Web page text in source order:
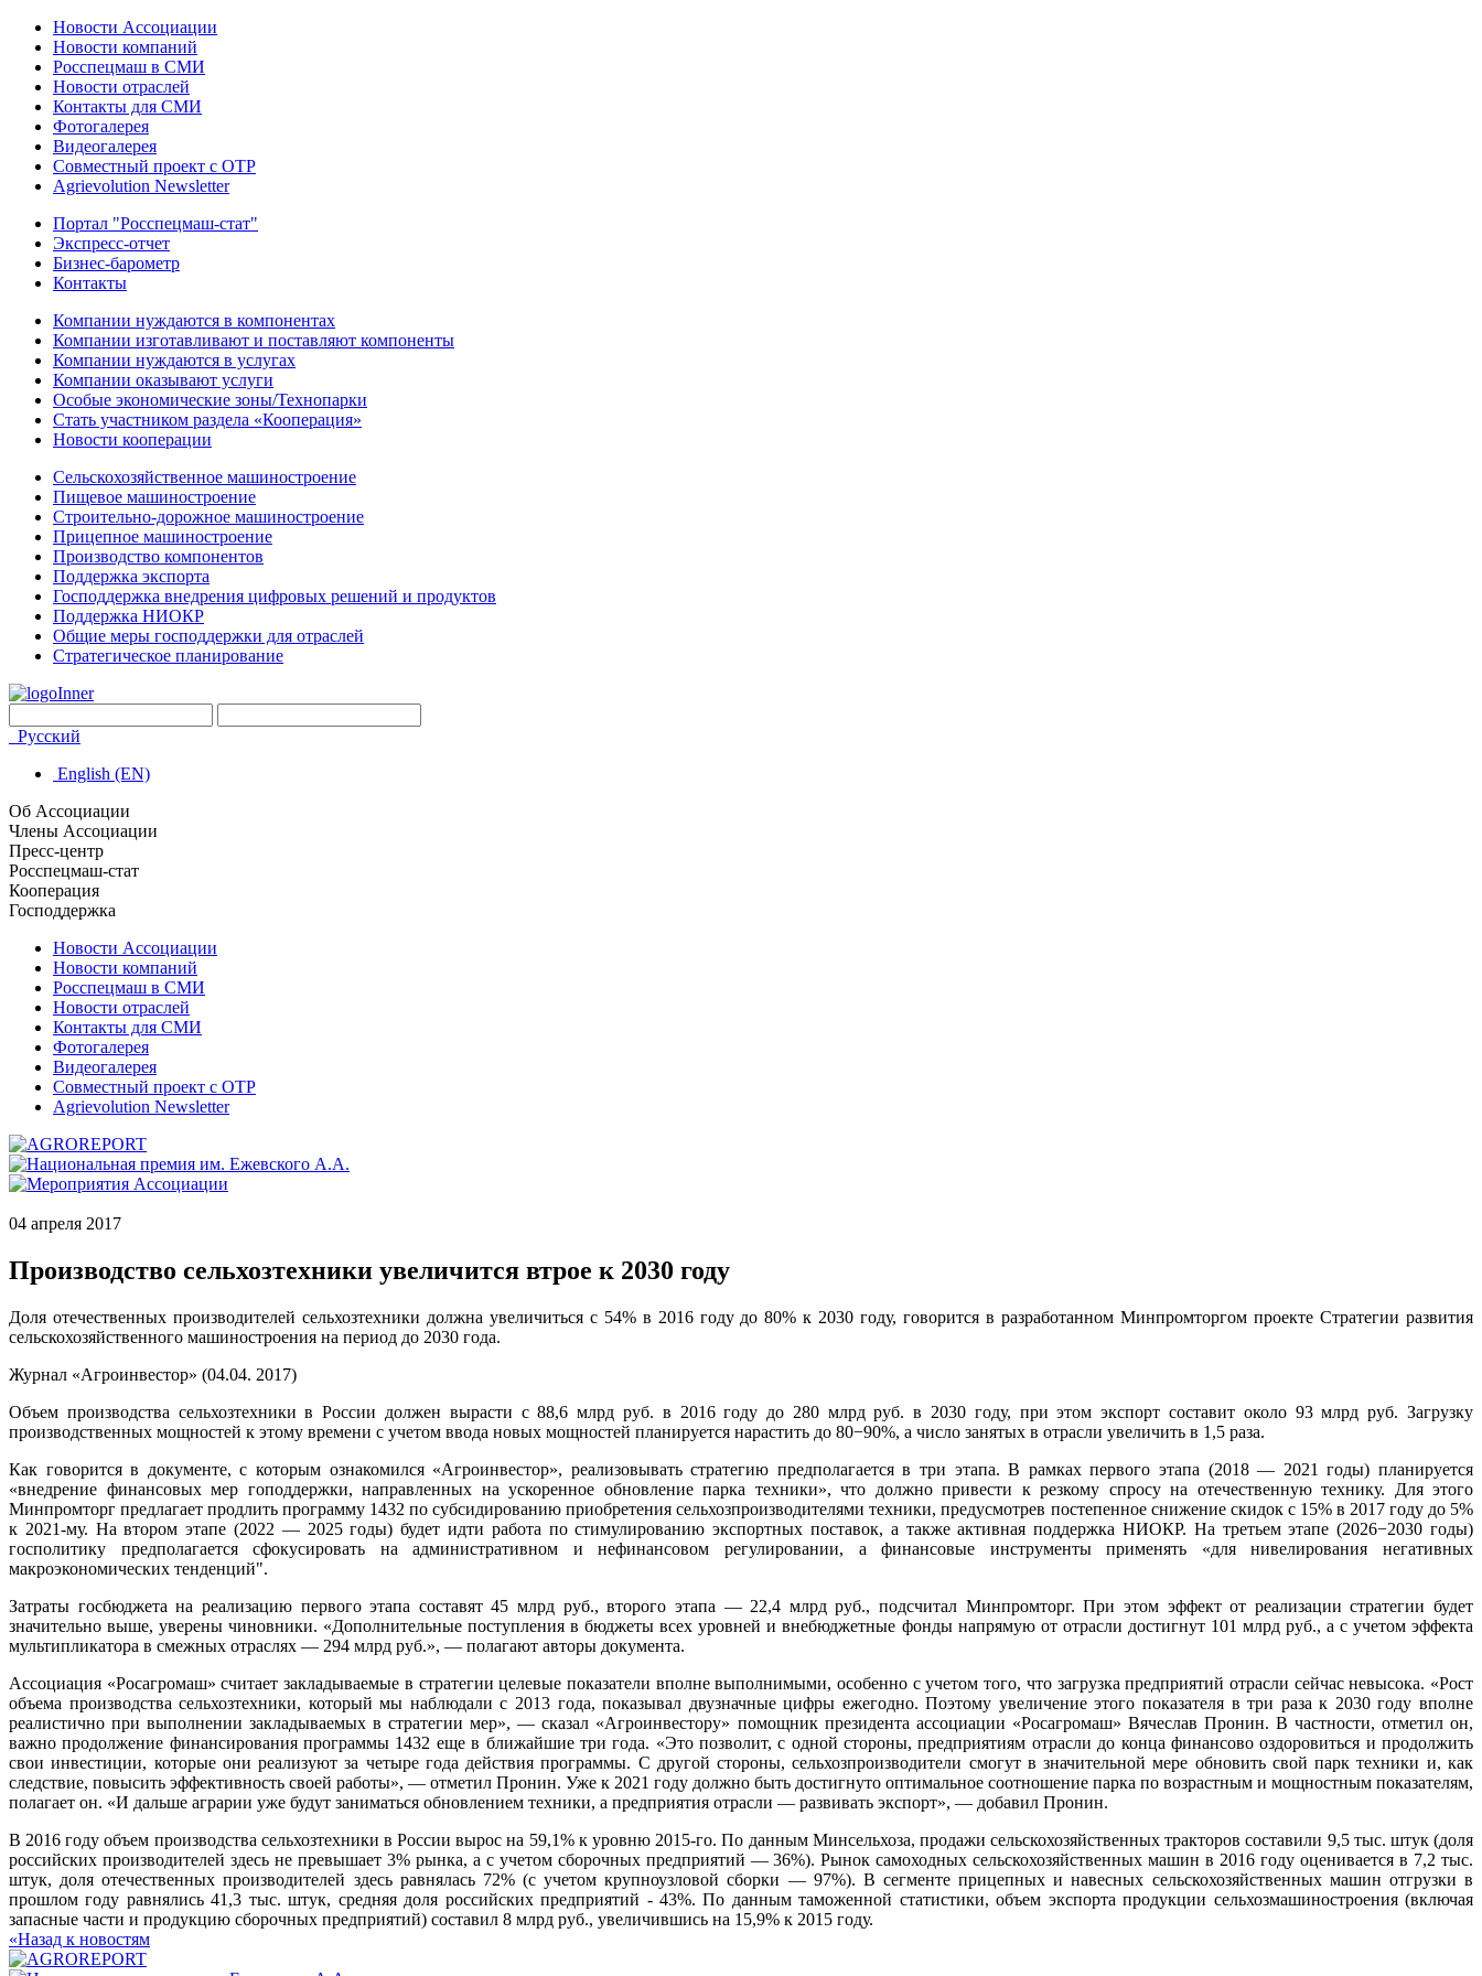
Новости Ассоциации
Новости компаний
Росспецмаш в СМИ
Новости отраслей
Контакты для СМИ
Фотогалерея
Видеогалерея
Совместный проект с ОТР
Agrievolution Newsletter
Портал "Росспецмаш-стат"
Экспресс-отчет
Бизнес-барометр
Контакты
Компании нуждаются в компонентах
Компании изготавливают и поставляют компоненты
Компании нуждаются в услугах
Компании оказывают услуги
Особые экономические зоны/Технопарки
Стать участником раздела «Кооперация»
Новости кооперации
Сельскохозяйственное машиностроение
Пищевое машиностроение
Строительно-дорожное машиностроение
Прицепное машиностроение
Производство компонентов
Поддержка экспорта
Господдержка внедрения цифровых решений и продуктов
Поддержка НИОКР
Общие меры господдержки для отраслей
Стратегическое планирование
Русский
English (EN)
Об Ассоциации
Члены Ассоциации
Пресс-центр
Росспецмаш-стат
Кооперация
Господдержка
Новости Ассоциации
Новости компаний
Росспецмаш в СМИ
Новости отраслей
Контакты для СМИ
Фотогалерея
Видеогалерея
Совместный проект с ОТР
Agrievolution Newsletter
04 апреля 2017
Производство сельхозтехники увеличится втрое к 2030 году
Доля отечественных производителей сельхозтехники должна увеличиться с 54% в 2016 году до 80% к 2030 году, говорится в разработанном Минпромторгом проекте Стратегии развития
сельскохозяйственного машиностроения на период до 2030 года.
Журнал «Агроинвестор» (04.04. 2017)
Объем производства сельхозтехники в России должен вырасти с 88,6 млрд руб. в 2016 году до 280 млрд руб. в 2030 году, при этом экспорт составит около 93 млрд руб. Загрузку
производственных мощностей к этому времени с учетом ввода новых мощностей планируется нарастить до 80−90%, а число занятых в отрасли увеличить в 1,5 раза.
Как говорится в документе, с которым ознакомился «Агроинвестор», реализовывать стратегию предполагается в три этапа. В рамках первого этапа (2018 — 2021 годы) планируется
«внедрение финансовых мер гоподдержки, направленных на ускоренное обновление парка техники», что должно привести к резкому спросу на отечественную технику. Для этого
Минпромторг предлагает продлить программу 1432 по субсидированию приобретения сельхозпроизводителями техники, предусмотрев постепенное снижение скидок с 15% в 2017 году до 5%
к 2021-му. На втором этапе (2022 — 2025 годы) будет идти работа по стимулированию экспортных поставок, а также активная поддержка НИОКР. На третьем этапе (2026−2030 годы)
госполитику предполагается сфокусировать на административном и нефинансовом регулировании, а финансовые инструменты применять «для нивелирования негативных
макроэкономических тенденций".
Затраты госбюджета на реализацию первого этапа составят 45 млрд руб., второго этапа — 22,4 млрд руб., подсчитал Минпромторг. При этом эффект от реализации стратегии будет
значительно выше, уверены чиновники. «Дополнительные поступления в бюджеты всех уровней и внебюджетные фонды напрямую от отрасли достигнут 101 млрд руб., а с учетом эффекта
мультипликатора в смежных отраслях — 294 млрд руб.», — полагают авторы документа.
Ассоциация «Росагромаш» считает закладываемые в стратегии целевые показатели вполне выполнимыми, особенно с учетом того, что загрузка предприятий отрасли сейчас невысока. «Рост
объема производства сельхозтехники, который мы наблюдали с 2013 года, показывал двузначные цифры ежегодно. Поэтому увеличение этого показателя в три раза к 2030 году вполне
реалистично при выполнении закладываемых в стратегии мер», — сказал «Агроинвестору» помощник президента ассоциации «Росагромаш» Вячеслав Пронин. В частности, отметил он,
важно продолжение финансирования программы 1432 еще в ближайшие три года. «Это позволит, с одной стороны, предприятиям отрасли до конца финансово оздоровиться и продолжить
свои инвестиции, которые они реализуют за четыре года действия программы. С другой стороны, сельхозпроизводители смогут в значительной мере обновить свой парк техники и, как
следствие, повысить эффективность своей работы», — отметил Пронин. Уже к 2021 году должно быть достигнуто оптимальное соотношение парка по возрастным и мощностным показателям,
полагает он. «И дальше аграрии уже будут заниматься обновлением техники, а предприятия отрасли — развивать экспорт», — добавил Пронин.
В 2016 году объем производства сельхозтехники в России вырос на 59,1% к уровню 2015-го. По данным Минсельхоза, продажи сельскохозяйственных тракторов составили 9,5 тыс. штук (доля
российских производителей здесь не превышает 3% рынка, а с учетом сборочных предприятий — 36%). Рынок самоходных сельскохозяйственных машин в 2016 году оценивается в 7,2 тыс.
штук, доля отечественных производителей здесь равнялась 72% (с учетом крупноузловой сборки — 97%). В сегменте прицепных и навесных сельскохозяйственных машин отгрузки в
прошлом году равнялись 41,3 тыс. штук, средняя доля российских предприятий - 43%. По данным таможенной статистики, объем экспорта продукции сельхозмашиностроения (включая
запасные части и продукцию сборочных предприятий) составил 8 млрд руб., увеличившись на 15,9% к 2015 году.
«Назад к новостям